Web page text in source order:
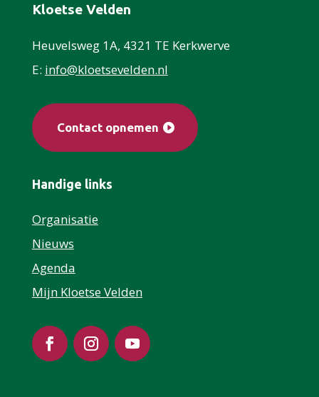
Kloetse Velden
Heuvelsweg 1A, 4321 TE Kerkwerve
E: info@kloetsevelden.nl
Contact opnemen
Handige links
Organisatie
Nieuws
Agenda
Mijn Kloetse Velden